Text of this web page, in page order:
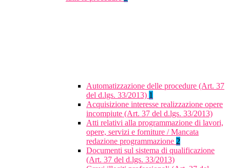
Automatizzazione delle procedure (Art. 37
del d.lgs. 33/2013) 1
Acquisizione interesse realizzazione opere
incompiute (Art. 37 del d.lgs. 33/2013)
Atti relativi alla programmazione di lavori,
opere, servizi e forniture / Mancata
redazione programmazione 2
Documenti sul sistema di qualificazione
(Art. 37 del d.lgs. 33/2013)